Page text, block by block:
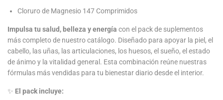
Cloruro de Magnesio 147 Comprimidos
Impulsa tu salud, belleza y energía con el pack de suplementos
más completo de nuestro catálogo. Diseñado para apoyar la piel, el
cabello, las uñas, las articulaciones, los huesos, el sueño, el estado
de ánimo y la vitalidad general. Esta combinación reúne nuestras
fórmulas más vendidas para tu bienestar diario desde el interior.
✨ El pack incluye: